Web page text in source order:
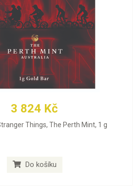
3 824 Kč
Things, The Perth Mint, 1 g
Do košíku